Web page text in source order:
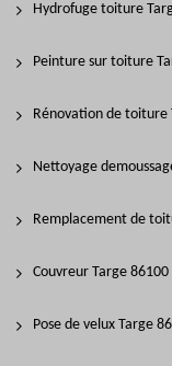
Hydrofuge toiture
Peinture sur toiture
Rénovation de toiture
Nettoyage
Remplacement de
Couvreur Targe 86100
Pose de velux Targe